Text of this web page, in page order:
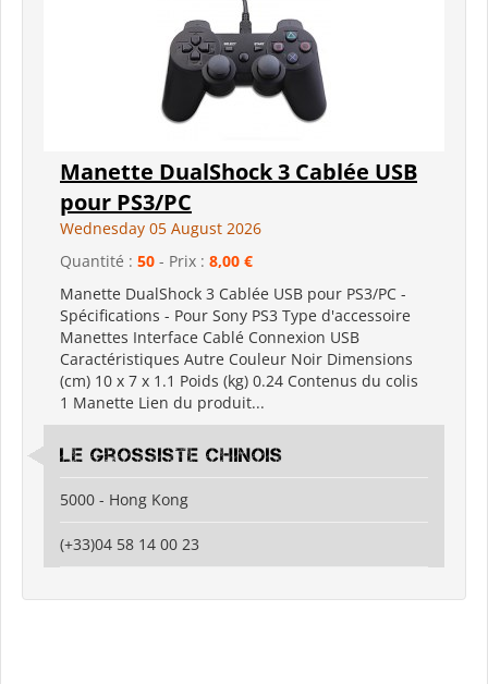
Manette DualShock 3 Cablée USB
pour PS3/PC
Wednesday 05 August 2026
Quantité : 50 - Prix : 8,00 €
Manette DualShock 3 Cablée USB pour PS3/PC -
Spécifications - Pour Sony PS3 Type d'accessoire
Manettes Interface Cablé Connexion USB
Caractéristiques Autre Couleur Noir Dimensions
(cm) 10 x 7 x 1.1 Poids (kg) 0.24 Contenus du colis
1 Manette Lien du produit...
Le grossiste chinois
5000 - Hong Kong
(+33)04 58 14 00 23